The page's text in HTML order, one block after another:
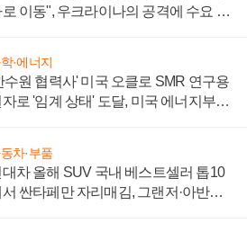
이동", 우크라이나의 공격에 수요 늘
·에너지
수원 협력사' 미국 오클로 SMR 연구용
로 '임계 상태' 도달, 미국 에너지부
차·부품
대차 올해 SUV 국내 베스트셀러 톱10
싼타페만 자리매김, 그랜저·아반떼